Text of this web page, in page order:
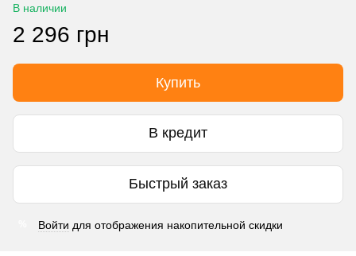
В наличии
2 296 грн
Купить
В кредит
Быстрый заказ
Войти для отображения накопительной скидки